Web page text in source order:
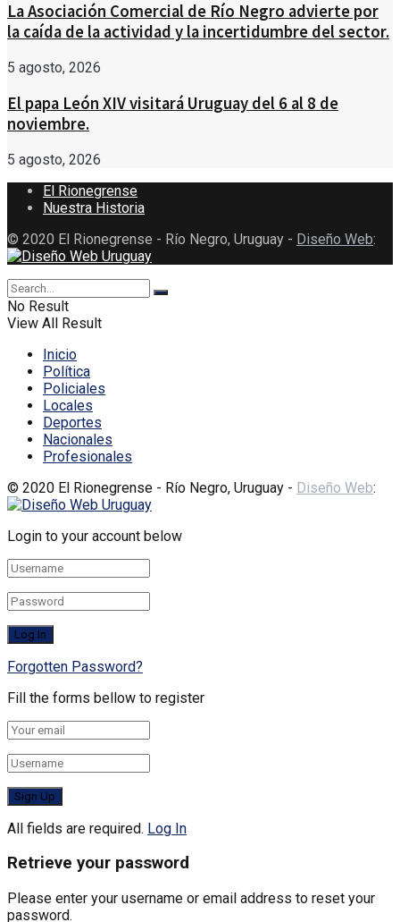
La Asociación Comercial de Río Negro advierte por
la caída de la actividad y la incertidumbre del sector.
5 agosto, 2026
El papa León XIV visitará Uruguay del 6 al 8 de
noviembre.
5 agosto, 2026
El Rionegrense
Nuestra Historia
© 2020 El Rionegrense - Río Negro, Uruguay - Diseño Web:
No Result
View All Result
Inicio
Política
Policiales
Locales
Deportes
Nacionales
Profesionales
© 2020 El Rionegrense - Río Negro, Uruguay - Diseño Web:
Login to your account below
Forgotten Password?
Fill the forms bellow to register
All fields are required. Log In
Retrieve your password
Please enter your username or email address to reset your
password.